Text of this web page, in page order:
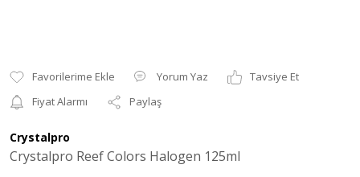
Yorum Yaz
Tavsiye Et
Fiyat Alarmı
Paylaş
Crystalpro
Crystalpro Reef Colors Halogen 125ml